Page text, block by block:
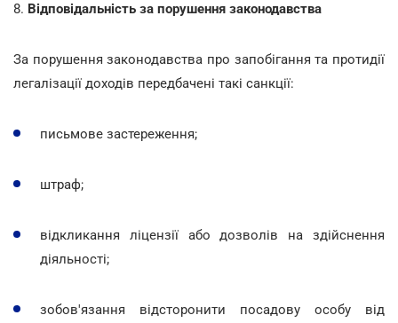
8. Відповідальність за порушення законодавства
За порушення законодавства про запобігання та протидії
легалізації доходів передбачені такі санкції:
письмове застереження;
штраф;
відкликання ліцензії або дозволів на здійснення
діяльності;
зобов'язання відсторонити посадову особу від